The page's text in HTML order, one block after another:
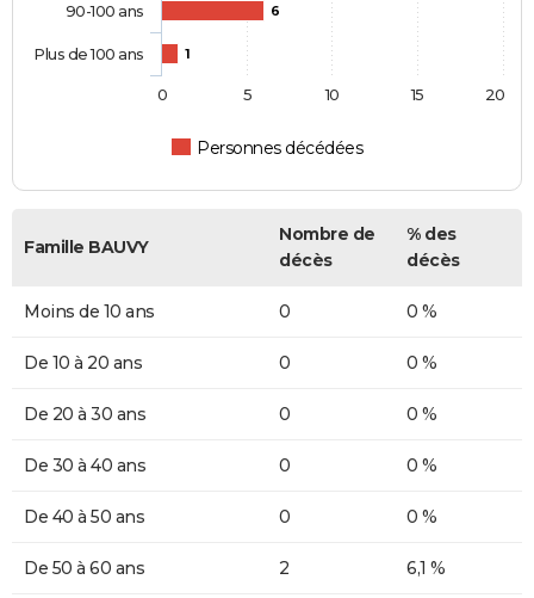
6
1
Personnes décédées
90-100 ans
Plus de 100 ans
0 5 10 15 20
Famille BAUVY
Nombre de
décès
% des
décès
Moins de 10 ans 0 0 %
De 10 à 20 ans 0 0 %
De 20 à 30 ans 0 0 %
De 30 à 40 ans 0 0 %
De 40 à 50 ans 0 0 %
De 50 à 60 ans 2 6,1 %